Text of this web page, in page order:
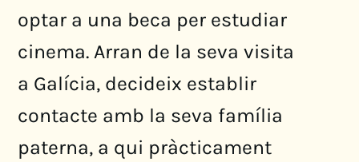
optar a una beca per estudiar
cinema. Arran de la seva visita
a Galícia, decideix establir
contacte amb la seva família
paterna, a qui pràcticament